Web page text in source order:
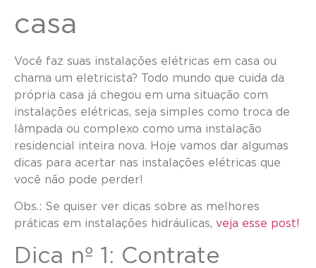
casa
Você faz suas instalações elétricas em casa ou
chama um eletricista? Todo mundo que cuida da
própria casa já chegou em uma situação com
instalações elétricas, seja simples como troca de
lâmpada ou complexo como uma instalação
residencial inteira nova. Hoje vamos dar algumas
dicas para acertar nas instalações elétricas que
você não pode perder!
Obs.: Se quiser ver dicas sobre as melhores
práticas em instalações hidráulicas, veja esse post!
Dica nº 1: Contrate